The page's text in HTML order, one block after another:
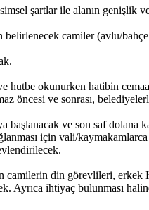
şartlar ile alanın
camiler (avlu/
hutbe okunurken hatibin
öncesi ve sonrası,
başlanacak ve son saf dolana
için vali/
camilerin din görevlileri,
Ayrıca ihtiyaç bulunması